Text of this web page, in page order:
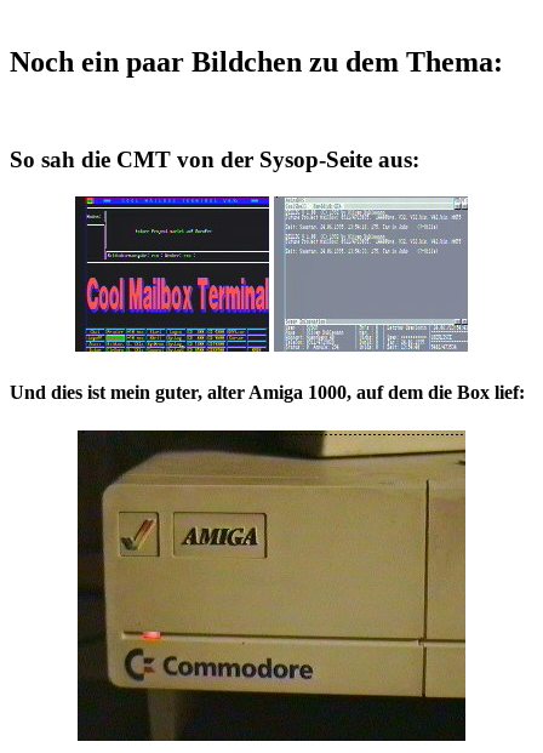
Noch ein paar Bildchen zu dem Thema:
So sah die CMT von der Sysop-Seite aus:
Und dies ist mein guter, alter Amiga 1000, auf dem die Box lief: